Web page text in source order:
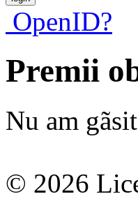
OpenID?
Premii
Nu am
© 2026